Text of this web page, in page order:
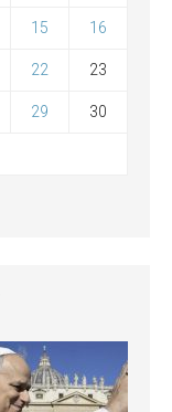
15 16
22 23
29 30